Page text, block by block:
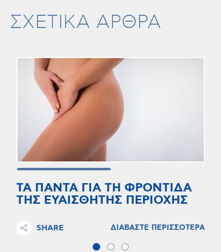
ΣΧΕΤΙΚΑ ΑΡΘΡΑ
ΤΑ ΠΑΝΤΑ ΓΙΑ ΤΗ ΦΡΟΝΤΙΔΑ
ΤΗΣ ΕΥΑΙΣΘΗΤΗΣ ΠΕΡΙΟΧΗΣ
SHARE ΔΙΑΒΑΣΤΕ ΠΕΡΙΣΣΟΤΕΡΑ